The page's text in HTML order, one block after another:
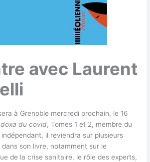
avec Laurent
à Grenoble mercredi prochain, le 16
du covid, Tomes 1 et 2, membre du
il reviendra sur plusieurs
son livre, notamment sur le
de la crise sanitaire, le rôle des experts,